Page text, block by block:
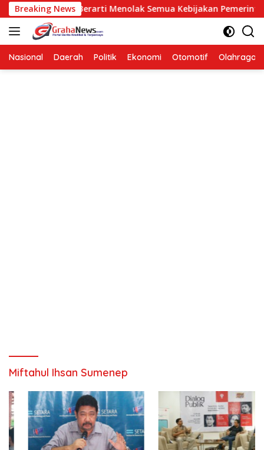
Langsung
ke
konten
Breaking News
Bukan Berarti Menolak Semua Kebijakan Pemerintah
Nasional Daerah Politik Ekonomi Otomotif Olahraga
Miftahul Ihsan Sumenep